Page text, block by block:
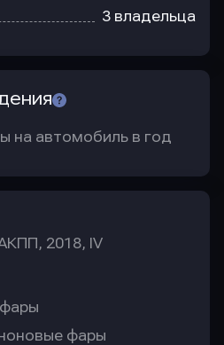
3 владельца
на автомобиль в год
2018, IV
фары